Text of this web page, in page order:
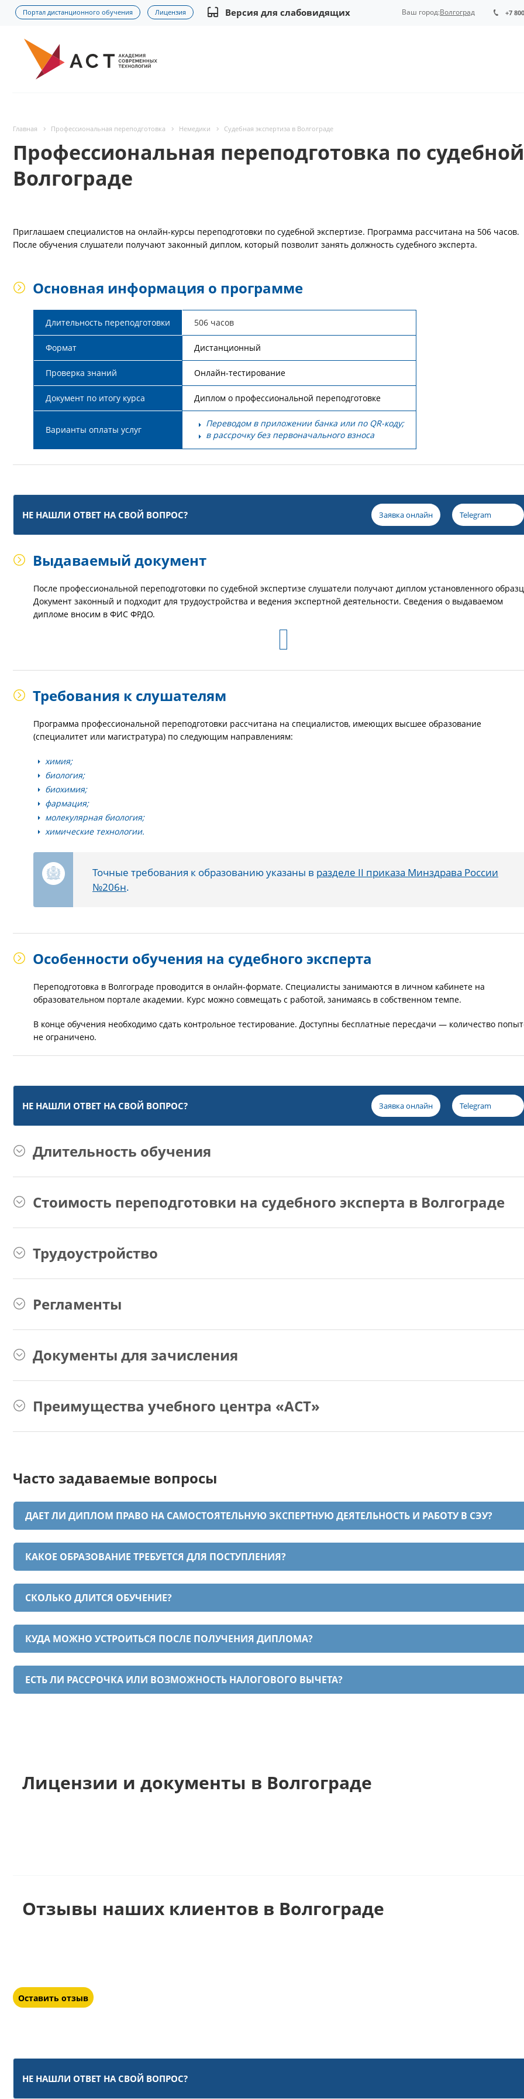
Портал дистанционного обучения Лицензия Версия для слабовидящих +7
Ваш город:Волгоград
Главная Профессиональная переподготовка Немедики Судебная экспертиза в Волгограде
Профессиональная переподготовка по
Волгограде
Приглашаем специалистов на онлайн-курсы переподготовки по судебной экспертизе. Программа рассчитана на 506 часов.
После обучения слушатели получают законный диплом, который позволит занять должность судебного эксперта.
Основная информация о программе
Длительность переподготовки 506 часов
Формат Дистанционный
Проверка знаний Онлайн-тестирование
Документ по итогу курса Диплом о профессиональной переподготовке
Варианты оплаты услуг
Переводом в приложении банка или по QR-коду;
в рассрочку без первоначального взноса
НЕ НАШЛИ ОТВЕТ НА СВОЙ ВОПРОС? Заявка онлайн Telegram
Выдаваемый документ
После профессиональной переподготовки по судебной экспертизе слушатели получают диплом установленного
Документ законный и подходит для трудоустройства и ведения экспертной деятельности. Сведения о выдаваемом
дипломе вносим в ФИС ФРДО.
Требования к слушателям
Программа профессиональной переподготовки рассчитана на специалистов, имеющих высшее образование
(специалитет или магистратура) по следующим направлениям:
химия;
биология;
биохимия;
фармация;
молекулярная биология;
химические технологии.
Точные требования к образованию указаны в разделе II приказа Минздрава России
№206н.
Особенности обучения на судебного эксперта
Переподготовка в Волгограде проводится в онлайн-формате. Специалисты занимаются в личном кабинете на
образовательном портале академии. Курс можно совмещать с работой, занимаясь в собственном темпе.
В конце обучения необходимо сдать контрольное тестирование. Доступны бесплатные пересдачи — количество
не ограничено.
НЕ НАШЛИ ОТВЕТ НА СВОЙ ВОПРОС? Заявка онлайн Telegram
Длительность обучения
Стоимость переподготовки на судебного эксперта в Волгограде
Трудоустройство
Регламенты
Документы для зачисления
Преимущества учебного центра «АСТ»
Часто задаваемые вопросы
ДАЕТ ЛИ ДИПЛОМ ПРАВО НА САМОСТОЯТЕЛЬНУЮ ЭКСПЕРТНУЮ ДЕЯТЕЛЬНОСТЬ И РАБОТУ В СЭУ?
КАКОЕ ОБРАЗОВАНИЕ ТРЕБУЕТСЯ ДЛЯ ПОСТУПЛЕНИЯ?
СКОЛЬКО ДЛИТСЯ ОБУЧЕНИЕ?
КУДА МОЖНО УСТРОИТЬСЯ ПОСЛЕ ПОЛУЧЕНИЯ ДИПЛОМА?
ЕСТЬ ЛИ РАССРОЧКА ИЛИ ВОЗМОЖНОСТЬ НАЛОГОВОГО ВЫЧЕТА?
Лицензии и документы в Волгограде
Отзывы наших клиентов в Волгограде
Оставить отзыв
НЕ НАШЛИ ОТВЕТ НА СВОЙ ВОПРОС?